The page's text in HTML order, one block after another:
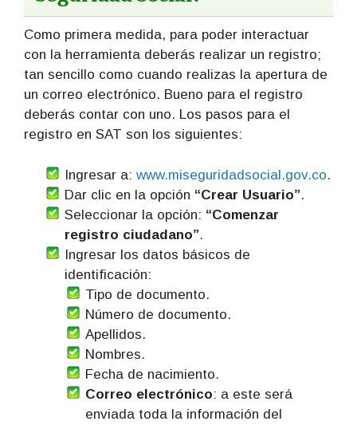
Como primera medida, para poder interactuar
con la herramienta deberás realizar un registro;
tan sencillo como cuando realizas la apertura de
un correo electrónico. Bueno para el registro
deberás contar con uno. Los pasos para el
registro en SAT son los siguientes:
Ingresar a: www.miseguridadsocial.gov.co.
Dar clic en la opción “Crear Usuario”.
Seleccionar la opción: “Comenzar
registro ciudadano”.
Ingresar los datos básicos de
identificación:
Tipo de documento.
Número de documento.
Apellidos.
Nombres.
Fecha de nacimiento.
Correo electrónico: a este será
enviada toda la información del